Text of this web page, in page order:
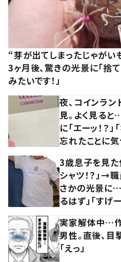
“芽が出てしまったじゃが
3ヶ月後、驚きの光景に「捨て
みたいです！」
夜、コインラ
見。よく見る
に「エーッ！？
忘れたことに気
3歳息子を見た
シャツ！？」→
さかの光景に…
るはず」「すげー
実家解体中…
男性。直後、
「えっ」